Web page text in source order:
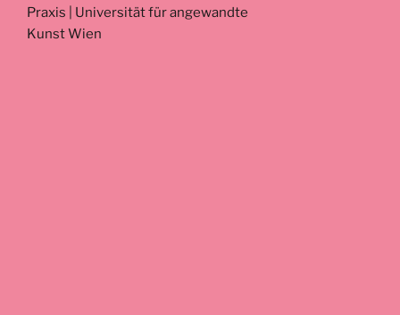
Praxis | Universität für angewandte
Kunst Wien